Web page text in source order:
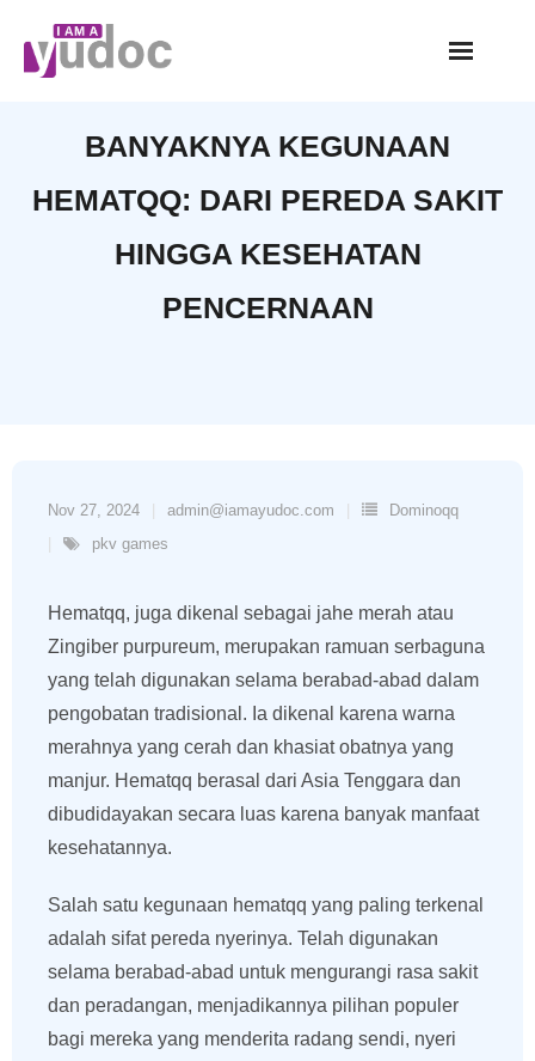
content
BANYAKNYA KEGUNAAN
HEMATQQ: DARI PEREDA SAKIT
HINGGA KESEHATAN
PENCERNAAN
Nov 27, 2024 admin@iamayudoc.com
Dominoqq
pkv games
Hematqq, juga dikenal sebagai jahe merah atau
Zingiber purpureum, merupakan ramuan serbaguna
yang telah digunakan selama berabad-abad dalam
pengobatan tradisional. Ia dikenal karena warna
merahnya yang cerah dan khasiat obatnya yang
manjur. Hematqq berasal dari Asia Tenggara dan
dibudidayakan secara luas karena banyak manfaat
kesehatannya.
Salah satu kegunaan hematqq yang paling terkenal
adalah sifat pereda nyerinya. Telah digunakan
selama berabad-abad untuk mengurangi rasa sakit
dan peradangan, menjadikannya pilihan populer
bagi mereka yang menderita radang sendi, nyeri